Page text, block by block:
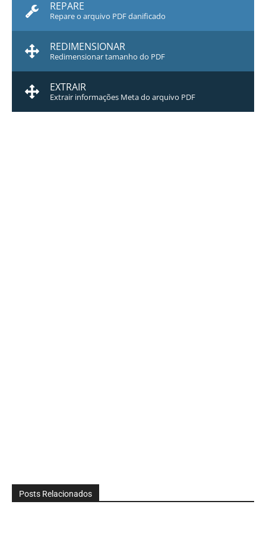
REPARE
Repare o arquivo PDF danificado
REDIMENSIONAR
Redimensionar tamanho do PDF
EXTRAIR
Extrair informações Meta do arquivo PDF
Posts Relacionados